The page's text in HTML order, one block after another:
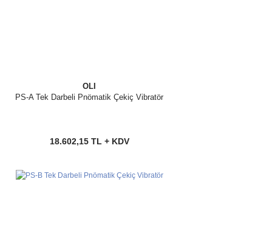
OLI
PS-A Tek Darbeli Pnömatik Çekiç Vibratör
18.602,15 TL + KDV